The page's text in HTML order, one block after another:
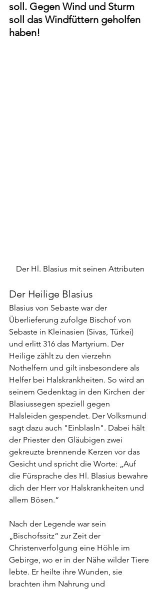
soll. Gegen Wind und Sturm
soll das Windfüttern geholfen
haben!
Der Hl. Blasius mit seinen Attributen
Der Heilige Blasius
Blasius von Sebaste war der
Überlieferung zufolge Bischof von
Sebaste in Kleinasien (Sivas, Türkei)
und erlitt 316 das Martyrium. Der
Heilige zählt zu den vierzehn
Nothelfern und gilt insbesondere als
Helfer bei Halskrankheiten. So wird an
seinem Gedenktag in den Kirchen der
Blasiussegen speziell gegen
Halsleiden gespendet. Der Volksmund
sagt dazu auch "Einblasln". Dabei hält
der Priester den Gläubigen zwei
gekreuzte brennende Kerzen vor das
Gesicht und spricht die Worte: „Auf
die Fürsprache des Hl. Blasius bewahre
dich der Herr vor Halskrankheiten und
allem Bösen.“
Nach der Legende war sein
„Bischofssitz“ zur Zeit der
Christenverfolgung eine Höhle im
Gebirge, wo er in der Nähe wilder Tiere
lebte. Er heilte ihre Wunden, sie
brachten ihm Nahrung und